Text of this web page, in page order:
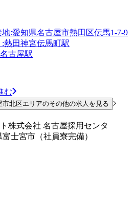
:愛知県名古屋市熱田区伝馬1-7-9
熱田神宮伝馬町駅
古屋駅
む
北区エリアのその他の求人を見る
株式会社 名古屋採用センタ
士宮市（社員寮完備）